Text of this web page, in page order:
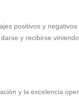
positivos y
y recibirse
y la excelencia